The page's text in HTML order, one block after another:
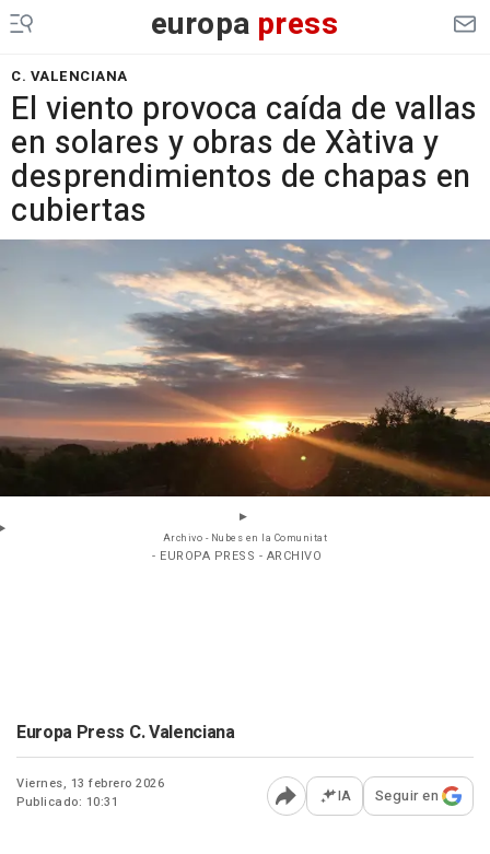
europa press
C. VALENCIANA
El viento provoca caída de vallas
en solares y obras de Xàtiva y
desprendimientos de chapas en
cubiertas
Archivo - Nubes en la Comunitat
- EUROPA PRESS - ARCHIVO
Europa Press C. Valenciana
Viernes, 13 febrero 2026
Publicado: 10:31
Abrir opciones para
IA Seguir en